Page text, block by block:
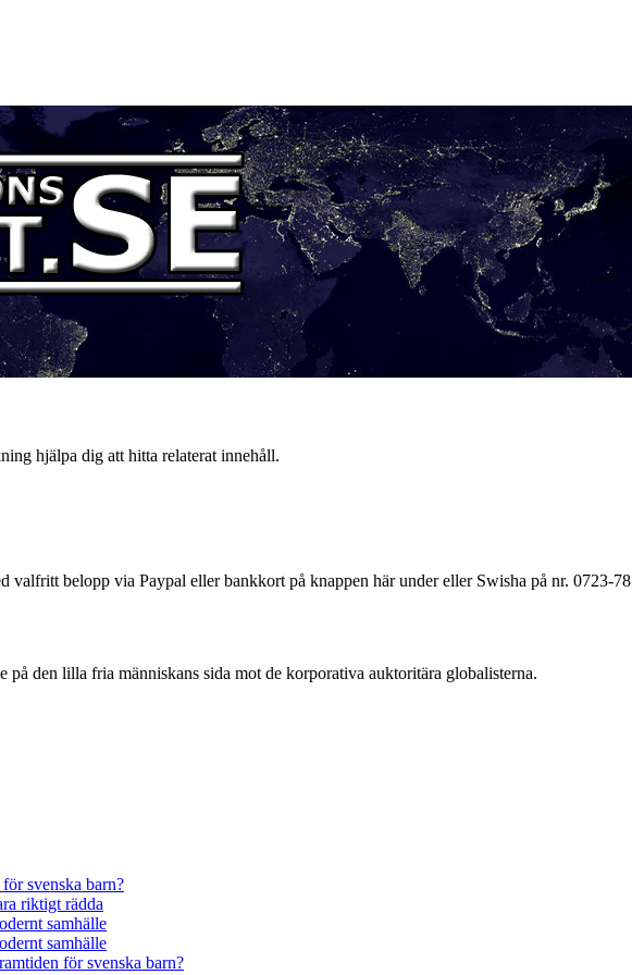
hjälpa dig att hitta relaterat innehåll.
valfritt belopp via Paypal eller bankkort på knappen här under eller Swisha på nr. 0723-
den lilla fria människans sida mot de korporativa auktoritära globalisterna.
svenska barn?
riktigt rädda
samhälle
samhälle
för svenska barn?